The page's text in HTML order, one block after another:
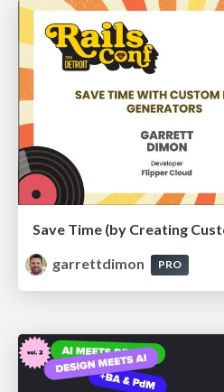
Save Time (by Creating
garrettdimon
PRO